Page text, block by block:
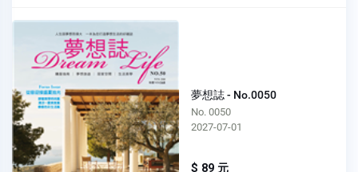
夢想誌 - No.0050
No. 0050
2027-07-01
$ 89 元